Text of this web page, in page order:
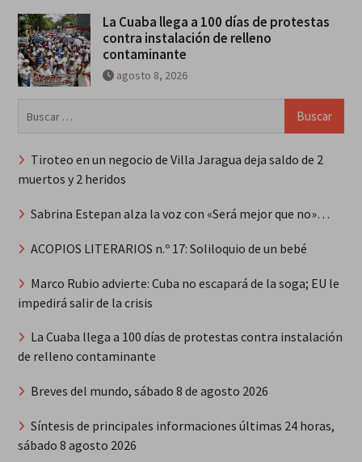
La Cuaba llega a 100 días de protestas
contra instalación de relleno
contaminante
agosto 8, 2026
Tiroteo en un negocio de Villa Jaragua deja saldo de 2
muertos y 2 heridos
Sabrina Estepan alza la voz con «Será mejor que no»…
ACOPIOS LITERARIOS n.º 17: Soliloquio de un bebé
Marco Rubio advierte: Cuba no escapará de la soga; EU le
impedirá salir de la crisis
La Cuaba llega a 100 días de protestas contra instalación
de relleno contaminante
Breves del mundo, sábado 8 de agosto 2026
Síntesis de principales informaciones últimas 24 horas,
sábado 8 agosto 2026